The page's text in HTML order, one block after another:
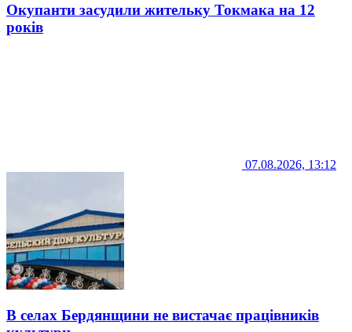
Окупанти засудили жительку Токмака на 12
років
07.08.2026, 13:12
В селах Бердянщини не вистачає працівників